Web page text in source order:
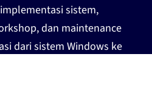
sistem,
dan maintenance
dari sistem Windows ke